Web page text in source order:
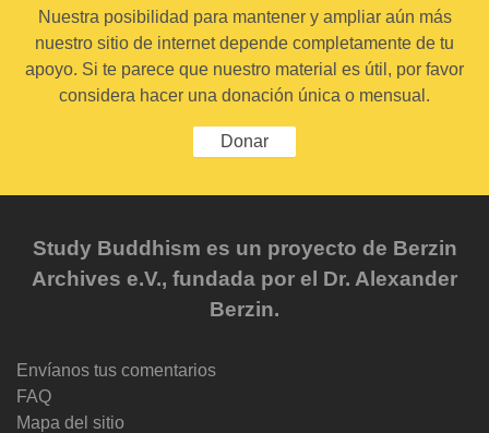
Nuestra posibilidad para mantener y ampliar aún más
nuestro sitio de internet depende completamente de tu
apoyo. Si te parece que nuestro material es útil, por favor
considera hacer una donación única o mensual.
Donar
Study Buddhism es un proyecto de Berzin
Archives e.V., fundada por el Dr. Alexander
Berzin.
Envíanos tus comentarios
FAQ
Mapa del sitio